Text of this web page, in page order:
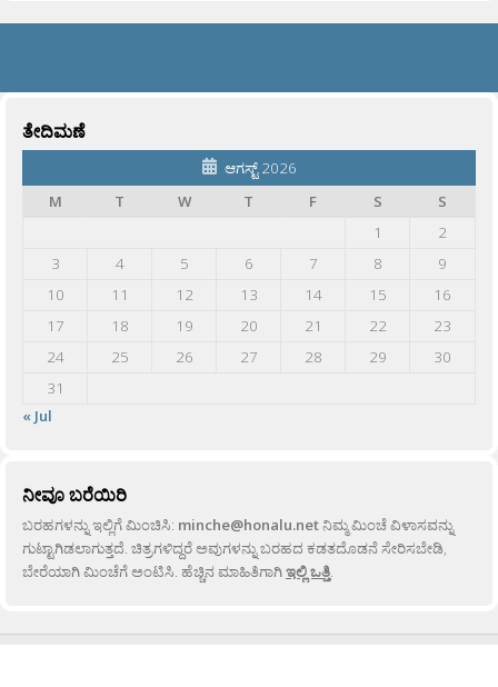
ತೇದಿಮಣೆ
ಆಗಸ್ಟ್ 2026
M
T W T F S
S
1
2
3
4 5 6 7 8
9
10
11 12 13 14 15
16
17
18 19 20 21 22
23
24
25 26 27 28 29
30
31
« Jul
ನೀವೂ ಬರೆಯಿರಿ
ಬರಹಗಳನ್ನು ಇಲ್ಲಿಗೆ ಮಿಂಚಿಸಿ: minche@honalu.netನಿಮ್ಮ ಮಿಂಚೆ ವಿಳಾಸವನ್ನು
ಗುಟ್ಟಾಗಿಡಲಾಗುತ್ತದೆ. ಚಿತ್ರಗಳಿದ್ದರೆ ಅವುಗಳನ್ನು ಬರಹದ ಕಡತದೊಡನೆ ಸೇರಿಸಬೇಡಿ,
ಬೇರೆಯಾಗಿ ಮಿಂಚೆಗೆ ಅಂಟಿಸಿ. ಹೆಚ್ಚಿನ ಮಾಹಿತಿಗಾಗಿಇಲ್ಲಿ ಒತ್ತಿ.